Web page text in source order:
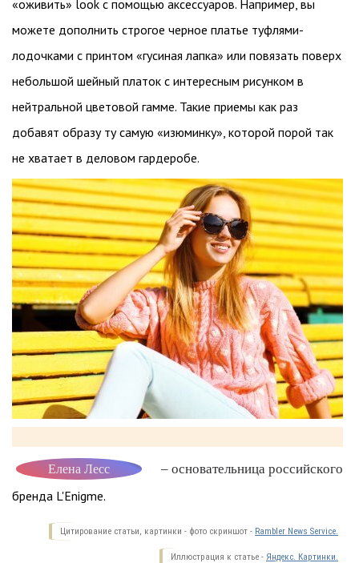
«оживить» look с помощью аксессуаров. Например, вы
можете дополнить строгое черное платье туфлями-
лодочками с принтом «гусиная лапка» или повязать поверх
небольшой шейный платок с интересным рисунком в
нейтральной цветовой гамме. Такие приемы как раз
добавят образу ту самую «изюминку», которой порой так
не хватает в деловом гардеробе.
Елена Лесс – основательница российского
бренда L'Enigme.
Цитирование статьи, картинки - фото скриншот - Rambler News Service.
Иллюстрация к статье - Яндекс. Картинки.